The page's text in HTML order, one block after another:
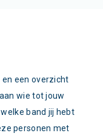
en een overzicht
wie tot jouw
band jij hebt
personen met